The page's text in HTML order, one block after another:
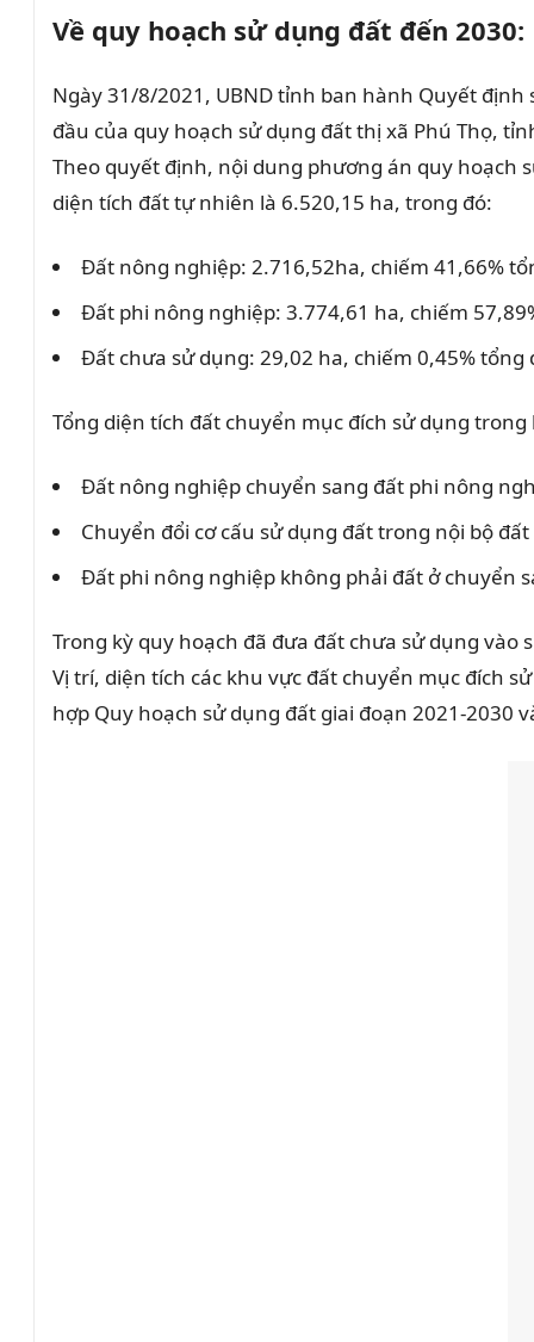
Về quy hoạch sử dụng đất đến 2030:
Ngày 31/8/2021, UBND tỉnh ban hành Quyết
đầu của quy hoạch sử dụng đất thị xã Phú Thọ,
Theo quyết định, nội dung phương án quy hoạch
diện tích đất tự nhiên là 6.520,15 ha, trong đó:
Đất nông nghiệp: 2.716,52ha, chiếm 41,66%
Đất phi nông nghiệp: 3.774,61 ha, chiếm
Đất chưa sử dụng: 29,02 ha, chiếm 0,45%
Tổng diện tích đất chuyển mục đích sử dụng
Đất nông nghiệp chuyển sang đất phi nông
Chuyển đổi cơ cấu sử dụng đất trong nội bộ
Đất phi nông nghiệp không phải đất ở chuyển
Trong kỳ quy hoạch đã đưa đất chưa sử dụng
Vị trí, diện tích các khu vực đất chuyển mục đích
hợp Quy hoạch sử dụng đất giai đoạn 2021-2030